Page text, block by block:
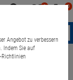
0 0
Angebot zu verbessern
Indem Sie auf
Richtlinien